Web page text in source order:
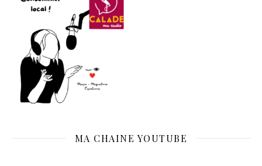
MA CHAINE YOUTUBE